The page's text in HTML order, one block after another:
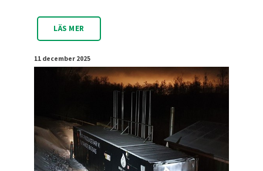
LÄS MER
11 december 2025